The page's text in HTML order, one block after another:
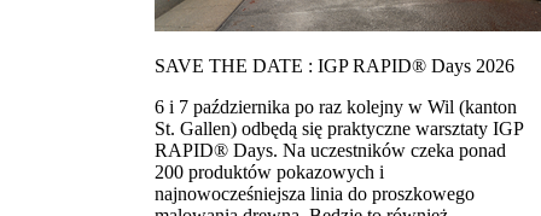
SAVE THE DATE : IGP RAPID® Days 2026
6 i 7 października po raz kolejny w Wil (kanton
St. Gallen) odbędą się praktyczne warsztaty IGP
RAPID® Days. Na uczestników czeka ponad
200 produktów pokazowych i
najnowocześniejsza linia do proszkowego